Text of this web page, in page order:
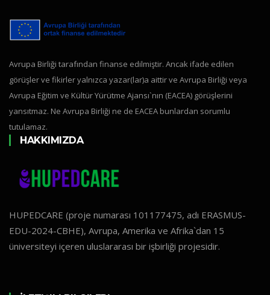
Avrupa Birliği tarafından finanse edilmiştir. Ancak ifade edilen
görüşler ve fikirler yalnızca yazar(lar)a aittir ve Avrupa Birliği veya
Avrupa Eğitim ve Kültür Yürütme Ajansı`nın (EACEA) görüşlerini
yansıtmaz. Ne Avrupa Birliği ne de EACEA bunlardan sorumlu
tutulamaz.
HAKKIMIZDA
HUPEDCARE (proje numarası 101177475, adı ERASMUS-
EDU-2024-CBHE), Avrupa, Amerika ve Afrika`dan 15
üniversiteyi içeren uluslararası bir işbirliği projesidir.